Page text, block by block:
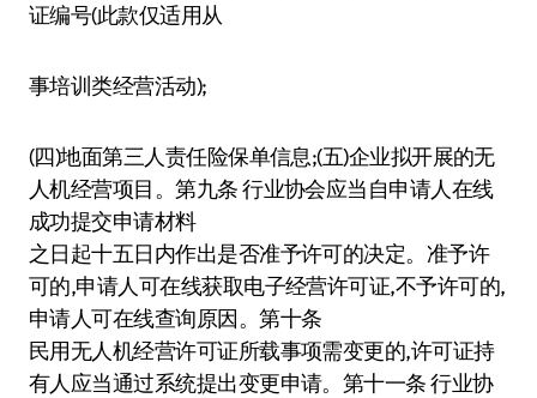
证编号(此款仅适用从
事培训类经营活动);
(四)地面第三人责任险保单信息;(五)企业拟开展的无
人机经营项目。第九条 行业协会应当自申请人在线
成功提交申请材料
之日起十五日内作出是否准予许可的决定。准予许
可的,申请人可在线获取电子经营许可证,不予许可的,
申请人可在线查询原因。第十条
民用无人机经营许可证所载事项需变更的,许可证持
有人应当通过系统提出变更申请。第十一条 行业协